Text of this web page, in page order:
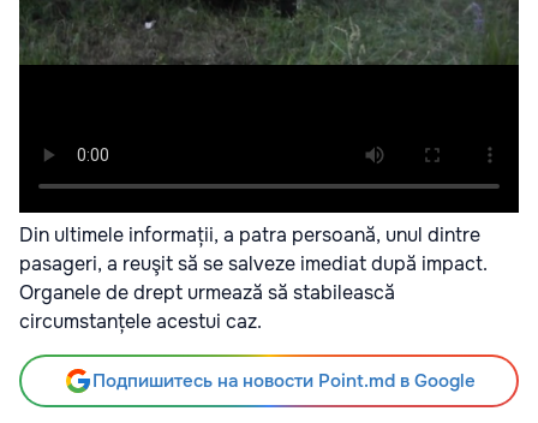
Din ultimele informații, a patra persoană, unul dintre
pasageri, a reuşit să se salveze imediat după impact.
Organele de drept urmează să stabilească
circumstanțele acestui caz.
Подпишитесь на новости Point.md в Google